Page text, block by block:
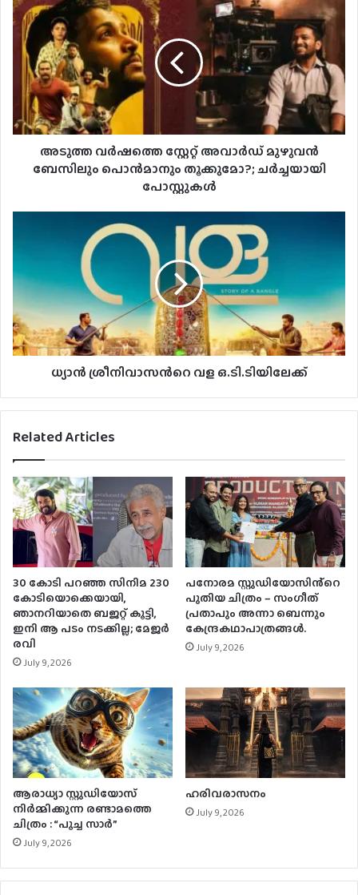
അടുത്ത വർഷത്തെ സ്റ്റേറ്റ് അവാർഡ് മുഴുവൻ
ബേസിലും പൊൻമാനും തൂക്കുമോ?; ചർച്ചയായി
പോസ്റ്റുകൾ
ധ്യാൻ ശ്രീനിവാസന്‍റെ വള ഒ.ടി.ടിയിലേക്ക്
Related Articles
30 കോടി പറഞ്ഞ സിനിമ 230
കോടിയൊക്കെയായി,
ഞാനറിയാതെ ബജറ്റ് കൂട്ടി,
ഇനി ആ പടം നടക്കില്ല; മേജർ
രവി
July 9, 2026
പനോരമ സ്റ്റുഡിയോസിൻ്റെ
പുതിയ ചിത്രം – സംഗീത്
പ്രതാപും അന്നാ ബെന്നും
കേന്ദ്രകഥാപാത്രങ്ങൾ.
July 9, 2026
ആരാധ്യാ സ്റ്റുഡിയോസ്
നിർമ്മിക്കുന്ന രണ്ടാമത്തെ
ചിത്രം : “പൂച്ച സാർ”
July 9, 2026
ഹരിവരാസനം
July 9, 2026